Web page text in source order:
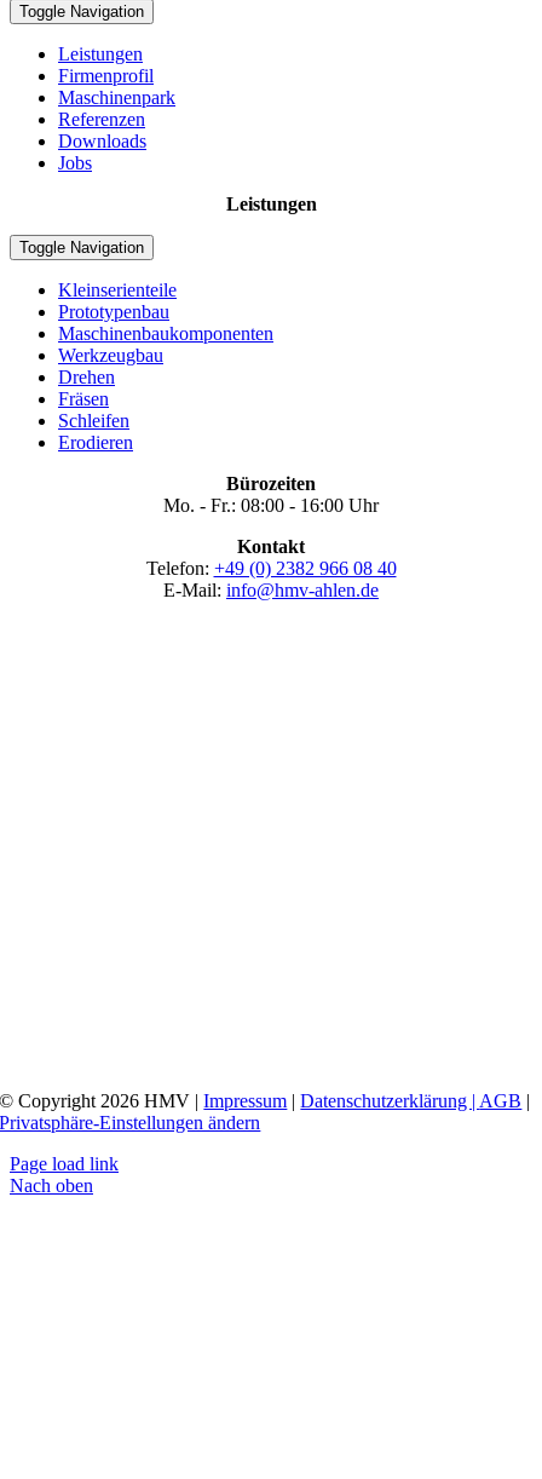
Toggle Navigation
Leistungen
Firmenprofil
Maschinenpark
Referenzen
Downloads
Jobs
Leistungen
Toggle Navigation
Kleinserienteile
Prototypenbau
Maschinenbaukomponenten
Werkzeugbau
Drehen
Fräsen
Schleifen
Erodieren
Bürozeiten
Mo. - Fr.: ­08:00 - 16:00 Uhr
Kontakt
Telefon: +49 (0) 2382 966 08 40
E-Mail: info@hmv-ahlen.de
© Copyright 2026 HMV |Impressum |Datenschutzerklärung | AGB |
Privatsphäre-Einstellungen ändern
Page load link
Nach oben